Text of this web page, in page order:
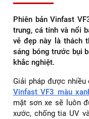
Phiên bản Vinfast
trung, cá tính và nổi
vẻ đẹp này là thách
sáng bóng trước bụi
khắc nghiệt.
Giải pháp được
Vinfast VF3 màu
mặt sơn xe sẽ luôn
xước, chống tia UV